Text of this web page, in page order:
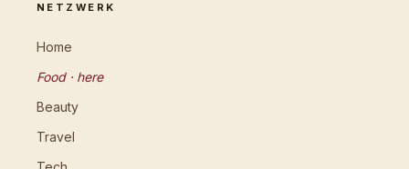
NETZWERK
Home
Food · here
Beauty
Travel